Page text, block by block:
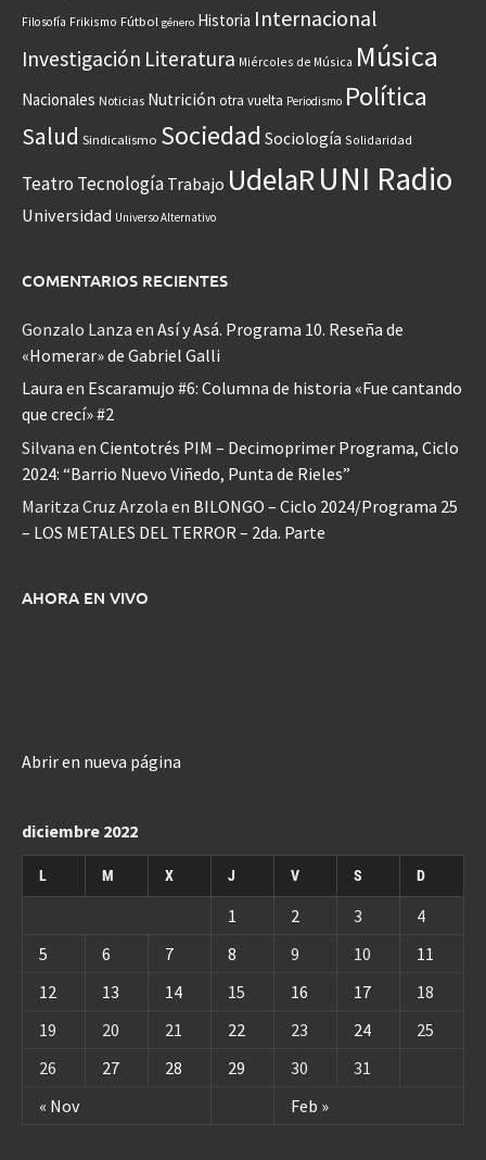
Filosofía Frikismo Fútbol género Historia Internacional
Investigación Literatura Miércoles de Música Música
Nacionales Noticias Nutrición otra vuelta Periodismo Política
Salud Sindicalismo Sociedad Sociología Solidaridad
Teatro Tecnología Trabajo UdelaR UNI Radio
Universidad Universo Alternativo
COMENTARIOS RECIENTES
Gonzalo Lanza en Así y Asá. Programa 10. Reseña de
«Homerar» de Gabriel Galli
Laura en Escaramujo #6: Columna de historia «Fue cantando
que crecí» #2
Silvana en Cientotrés PIM – Decimoprimer Programa, Ciclo
2024: “Barrio Nuevo Viñedo, Punta de Rieles”
Maritza Cruz Arzola en BILONGO – Ciclo 2024/Programa 25
– LOS METALES DEL TERROR – 2da. Parte
AHORA EN VIVO
Abrir en nueva página
diciembre 2022
L M X J V S D
« Nov Feb »
1 2 3
4
5
6 7 8 9 10
11
12
13 14 15 16 17
18
19
20 21 22 23 24
25
26
27 28 29 30 31